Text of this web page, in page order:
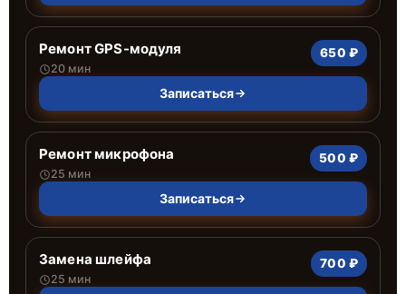
Ремонт GPS-модуля
20 мин
650 ₽
Записаться
Ремонт микрофона
25 мин
500 ₽
Записаться
Замена шлейфа
25 мин
700 ₽